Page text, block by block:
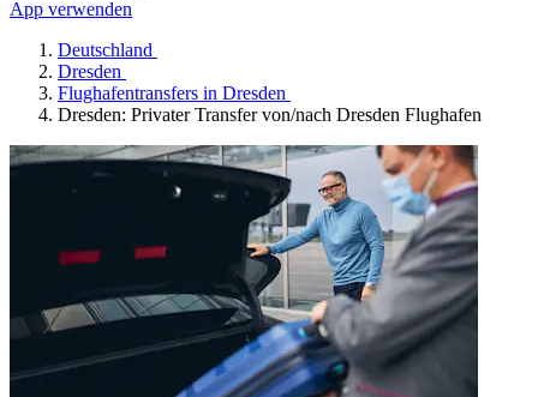
App verwenden
Deutschland
Dresden
Flughafentransfers in Dresden
Dresden: Privater Transfer von/nach Dresden Flughafen